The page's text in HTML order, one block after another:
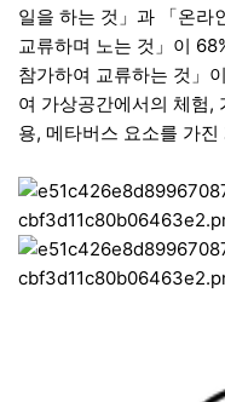
일을 하는 것」과 「온라
교류하며 노는 것」이
참가하여 교류하는 것」
여 가상공간에서의 체험,
용, 메타버스 요소를 가